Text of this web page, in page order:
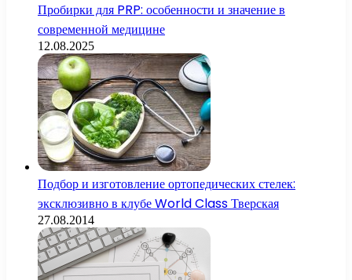
Пробирки для PRP: особенности и значение в
современной медицине
12.08.2025
Подбор и изготовление ортопедических стелек:
эксклюзивно в клубе World Class Тверская
27.08.2014